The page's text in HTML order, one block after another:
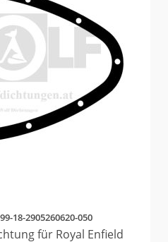
18-2905260620-050
für Royal Enfield